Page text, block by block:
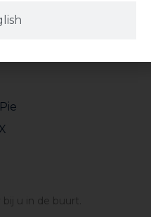
u in de buurt.